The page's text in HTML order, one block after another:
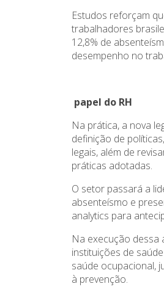
Estudos reforçam
trabalhadores
12,8% de
desempenho no
papel do RH
Na prática, a nova
definição de
legais, além de
práticas adotadas.
O setor passará a
absenteísmo e
analytics para
Na execução dessa
instituições de
saúde ocupacional,
à prevenção.